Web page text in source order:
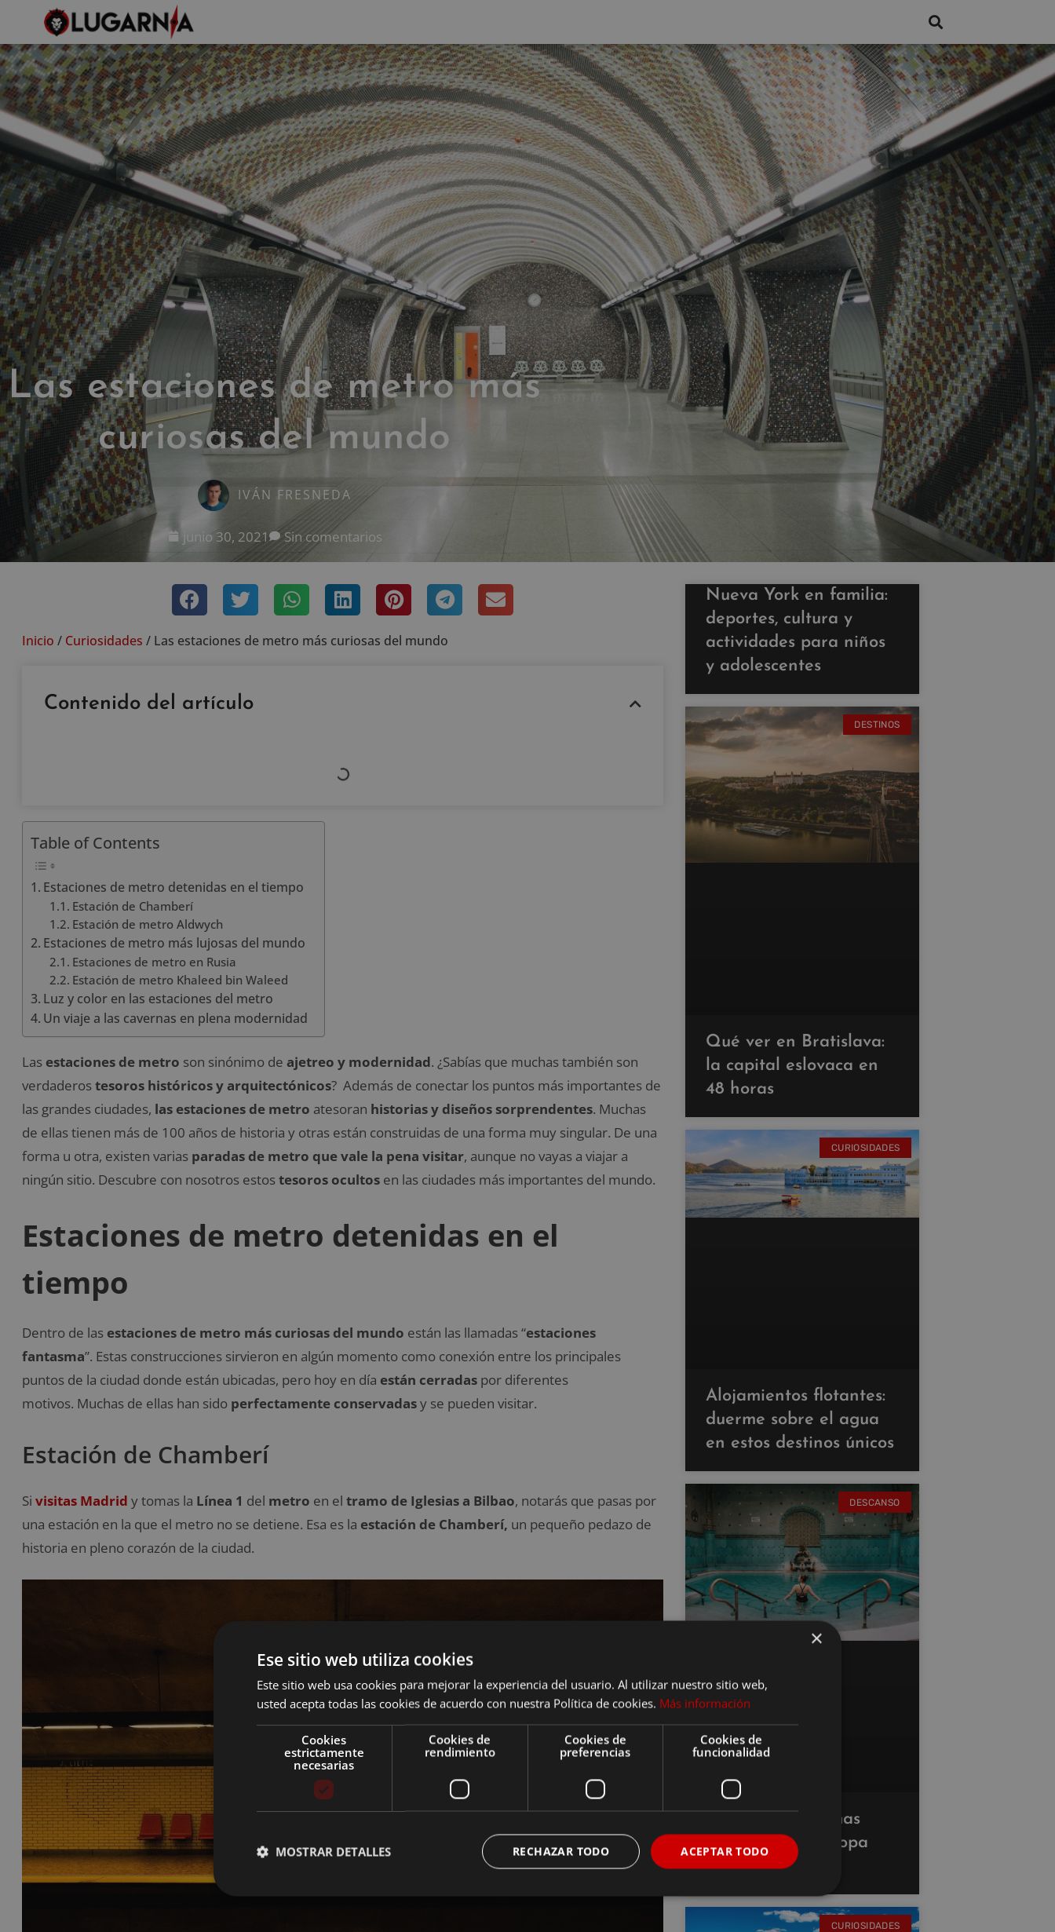
Las estaciones de metro más
curiosas del mundo
IVÁN FRESNEDA
junio 30, 2021 Sin comentarios
Inicio / Curiosidades / Las estaciones de metro más curiosas del mundo
Contenido del artículo
Table of Contents
Estaciones de metro detenidas en el tiempo
Estación de Chamberí
Estación de metro Aldwych
Estaciones de metro más lujosas del mundo
Estaciones de metro en Rusia
Estación de metro Khaleed bin Waleed
Luz y color en las estaciones del metro
Un viaje a las cavernas en plena modernidad
Las estaciones de metro son sinónimo de ajetreo y modernidad. ¿Sabías que muchas también son
verdaderostesoros históricos y arquitectónicos? Además de conectar los puntos más importantes de
las grandes ciudades, las estaciones de metro atesoran historias y diseños sorprendentes. Muchas
de ellas tienen más de 100 años de historia y otras están construidas de una forma muy singular. De una
forma u otra, existen varias paradas de metro que vale la pena visitar, aunque no vayas a viajar a
ningún sitio. Descubre con nosotros estostesoros ocultos en las ciudades más importantes del mundo.
Estaciones de metro detenidas en el
tiempo
Dentro de las estaciones de metro más curiosas del mundo están las llamadas “estaciones
fantasma”. Estas construcciones sirvieron en algún momento como conexión entre los principales
puntos de la ciudad donde están ubicadas, pero hoy en día están cerradas por diferentes
motivos. Muchas de ellas han sido perfectamente conservadasy se pueden visitar.
Estación de Chamberí
Si visitas Madrid y tomas la Línea 1 del metro en el tramo de Iglesias a Bilbao, notarás que pasas por
una estación en la que el metro no se detiene. Esa es la estación de Chamberí, un pequeño pedazo de
historia en pleno corazón de la ciudad.
Nueva York en familia:
deportes, cultura y
actividades para niños
y adolescentes
DESTINOS
Qué ver en Bratislava:
la capital eslovaca en
48 horas
CURIOSIDADES
Alojamientos flotantes:
duerme sobre el agua
en estos destinos únicos
DESCANSO
Las mejores termas
naturales de Europa
para relajarse
CURIOSIDADES
×
Ese sitio web utiliza cookies
Este sitio web usa cookies para mejorar la experiencia del usuario. Al utilizar nuestro sitio web,
usted acepta todas las cookies de acuerdo con nuestra Política de cookies. Más información
Cookies
estrictamente
necesarias
Cookies de
rendimiento
Cookies de
preferencias
Cookies de
funcionalidad
ACEPTAR TODO
RECHAZAR TODO
MOSTRAR DETALLES